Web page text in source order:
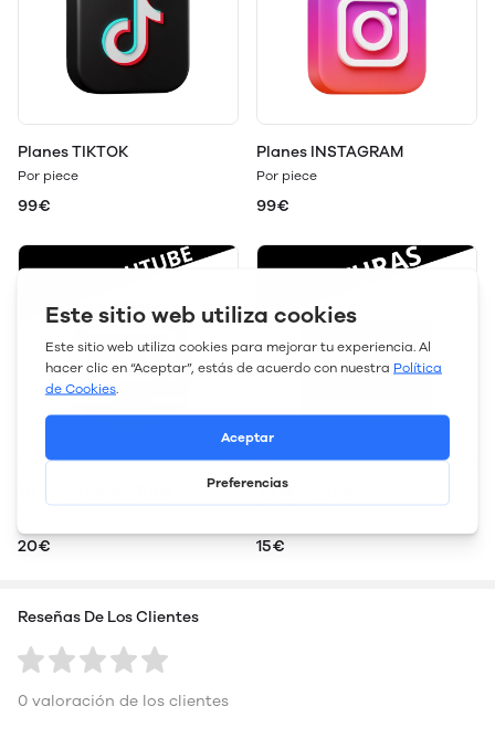
Planes TIKTOK
Por piece
99€
Planes INSTAGRAM
Por piece
99€
20€
Tu Miniatura
15€
Reseñas De Los Clientes
0 valoración de los clientes